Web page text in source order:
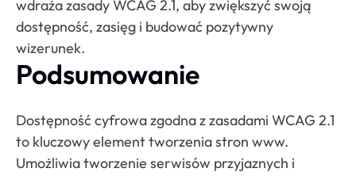
wdraża zasady WCAG 2.1, aby zwiększyć swoją
dostępność, zasięg i budować pozytywny
wizerunek.
Podsumowanie
Dostępność cyfrowa zgodna z zasadami WCAG 2.1
to kluczowy element tworzenia stron www.
Umożliwia tworzenie serwisów przyjaznych i